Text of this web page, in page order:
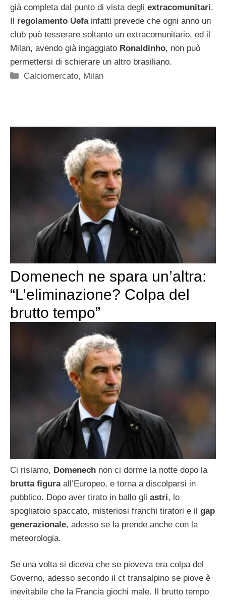
già completa dal punto di vista degli extracomunitari.
Il regolamento Uefa infatti prevede che ogni anno un
club può tesserare soltanto un extracomunitario, ed il
Milan, avendo già ingaggiato Ronaldinho, non può
permettersi di schierare un altro brasiliano.
Categorie
Calciomercato, Milan
Domenech ne spara un’altra:
“L’eliminazione? Colpa del
brutto tempo”
Ci risiamo, Domenech non ci dorme la notte dopo la
brutta figura all’Europeo, e torna a discolparsi in
pubblico. Dopo aver tirato in ballo gli astri, lo
spogliatoio spaccato, misteriosi franchi tiratori e il gap
generazionale, adesso se la prende anche con la
meteorologia.
Se una volta si diceva che se pioveva era colpa del
Governo, adesso secondo il ct transalpino se piove è
inevitabile che la Francia giochi male. Il brutto tempo